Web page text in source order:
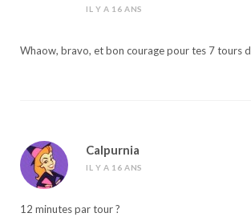
IL Y A 16 ANS
Whaow, bravo, et bon courage pour tes 7 tours
Calpurnia
IL Y A 16 ANS
12 minutes par tour ?